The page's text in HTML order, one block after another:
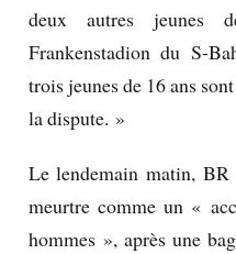
deux autres
Frankenstadion du S-
trois jeunes de 16 ans
la dispute. »
Le lendemain matin,
meurtre comme un «
hommes », après une